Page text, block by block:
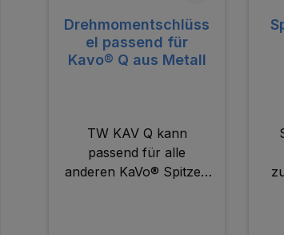
Drehmomentschlüss
el passend für
Kavo® Q aus Metall
TW KAV Q kann
passend für alle
anderen KaVo® Spitzen